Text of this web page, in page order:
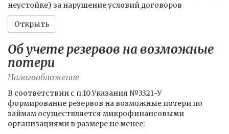
неустойке) за нарушение условий договоров
Открыть
Об учете резервов на возможные
потери
Налогообложение
В соответствии с п.10 Указания №3321-У
формирование резервов на возможные потери по
займам осуществляется микрофинансовыми
организациями в размере не менее: